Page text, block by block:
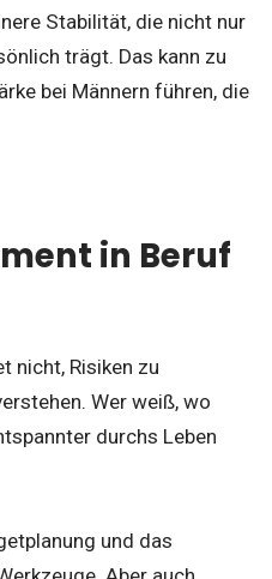
Stabilität, die nicht nur
trägt. Das kann zu
bei Männern führen, die
in Beruf
nicht, Risiken zu
Wer weiß, wo
durchs Leben
und das